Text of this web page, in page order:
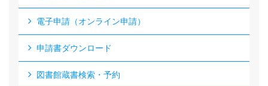
電子申請（オンライン申請）
申請書ダウンロード
図書館蔵書検索・予約